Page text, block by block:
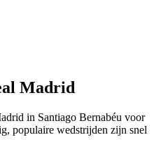
Madrid
in Santiago Bernabéu voor
populaire wedstrijden zijn snel